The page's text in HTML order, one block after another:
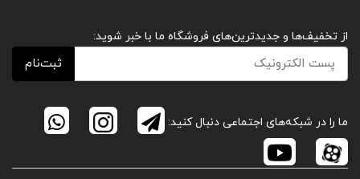
از تخفیف‌ها و جدیدترین‌های فروشگاه ما با خبر شوید:
ثبت‌نام
ما را در شبکه‌های اجتماعی دنبال کنید: